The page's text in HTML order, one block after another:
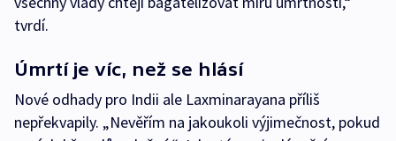
tvrdí.
Úmrtí je víc, než se hlásí
Nové odhady pro Indii ale Laxminarayana příliš
nepřekvapily. „Nevěřím na jakoukoli výjimečnost, pokud